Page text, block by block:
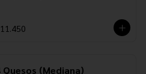
Quesos (Mediana)